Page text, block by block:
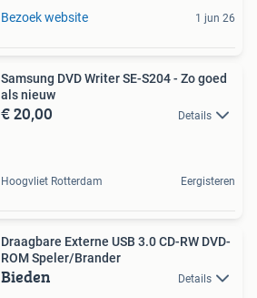
Bezoek website 1 jun 26
Samsung DVD Writer SE-S204 - Zo goed
als nieuw
€ 20,00 Details
Hoogvliet Rotterdam Eergisteren
Draagbare Externe USB 3.0 CD-RW DVD-
ROM Speler/Brander
Bieden Details